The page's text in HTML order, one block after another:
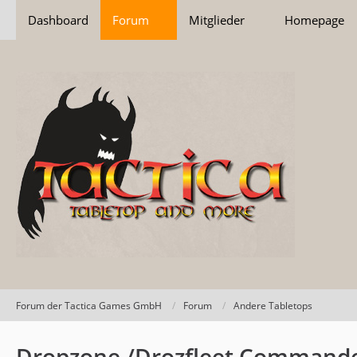
Dashboard Forum Mitglieder Homepage
Forum der Tactica Games GmbH Forum Andere Tabletops